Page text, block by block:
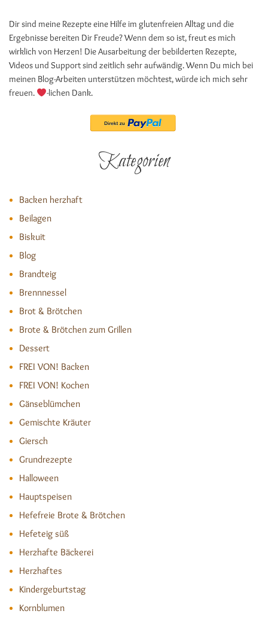
Dir sind meine Rezepte eine Hilfe im glutenfreien Alltag und die
Ergebnisse bereiten Dir Freude? Wenn dem so ist, freut es mich
wirklich von Herzen! Die Ausarbeitung der bebilderten Rezepte,
Videos und Support sind zeitlich sehr aufwändig. Wenn Du mich bei
meinen Blog-Arbeiten unterstützen möchtest, würde ich mich sehr
freuen.
-lichen Dank.
Kategorien
Backen herzhaft
Beilagen
Biskuit
Blog
Brandteig
Brennnessel
Brot & Brötchen
Brote & Brötchen zum Grillen
Dessert
FREI VON! Backen
FREI VON! Kochen
Gänseblümchen
Gemischte Kräuter
Giersch
Grundrezepte
Halloween
Hauptspeisen
Hefefreie Brote & Brötchen
Hefeteig süß
Herzhafte Bäckerei
Herzhaftes
Kindergeburtstag
Kornblumen